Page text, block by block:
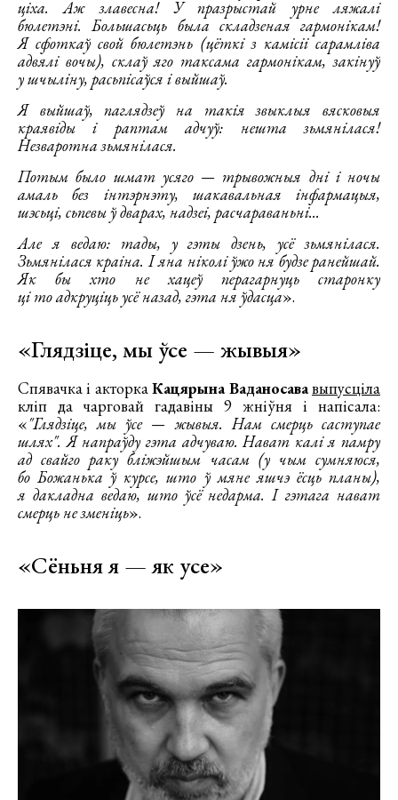
ціха. Аж злавесна! У празрыстай урне ляжалі
бюлетэні. Большасьць была складзеная гармонікам!
Я сфоткаў свой бюлетэнь (цёткі з камісіі сарамліва
адвялі вочы), склаў яго таксама гармонікам, закінуў
у шчыліну, расьпісаўся і выйшаў.
Я выйшаў, паглядзеў на такія звыклыя вясковыя
краявіды і раптам адчуў: нешта зьмянілася!
Незваротна зьмянілася.
Потым было шмат усяго — трывожныя дні і ночы
амаль без інтэрнэту, шакавальная інфармацыя,
шэсьці, сьпевы ў дварах, надзеі, расчараваньні...
Але я ведаю: тады, у гэты дзень, усё зьмянілася.
Зьмянілася краіна. І яна ніколі ўжо ня будзе ранейшай.
Як бы хто не хацеў перагарнуць старонку
ці то адкруціць усё назад, гэта ня ўдасца».
«Глядзіце, мы ўсе — жывыя»
Спявачка і акторкаКацярына Ваданосававыпусціла
кліп да чарговай гадавіны 9 жніўня і напісала:
«"Глядзіце, мы ўсе — жывыя. Нам смерць саступае
шлях". Я напраўду гэта адчуваю. Нават калі я памру
ад свайго раку бліжэйшым часам (у чым сумняюся,
бо Божанька ў курсе, што ў мяне яшчэ ёсць планы),
я дакладна ведаю, што ўсё недарма. І гэтага нават
смерць не зменіць».
«Сёньня я — як усе»